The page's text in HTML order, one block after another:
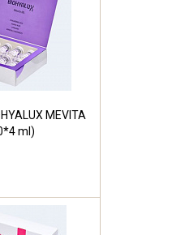
MEVITA
ml)